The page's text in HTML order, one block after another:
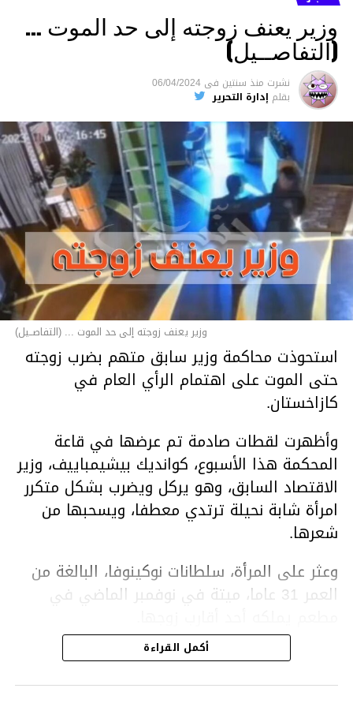
وزير يعنف زوجته إلى حد الموت …
(التفاصــيل)
نشرت منذ سنتين فى 06/04/2024
بقلم إدارة التحرير
وزير يعنف زوجته إلى حد الموت ... (التفاصــيل)
استحوذت محاكمة وزير سابق متهم بضرب زوجته
حتى الموت على اهتمام الرأي العام في
كازاخستان.
وأظهرت لقطات صادمة تم عرضها في قاعة
المحكمة هذا الأسبوع، كوانديك بيشيمباييف، وزير
الاقتصاد السابق، وهو يركل ويضرب بشكل متكرر
امرأة شابة نحيلة ترتدي معطفا، ويسحبها من
شعرها.
وعثر على المرأة، سلطانات نوكينوفا، البالغة من
العمر 31 عاما، ميتة في نوفمبر الماضي في
ووفقا لتقرير الطبيب الشرعي، توفيت نوكينوفا
متأثرة بصدمة في الدماغ، وكانت إحدى عظام
أكمل القراءة